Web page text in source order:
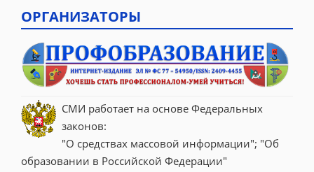
ОРГАНИЗАТОРЫ
СМИ работает на основе Федеральных
законов:
"О средствах массовой информации"; "Об
образовании в Российской Федерации"